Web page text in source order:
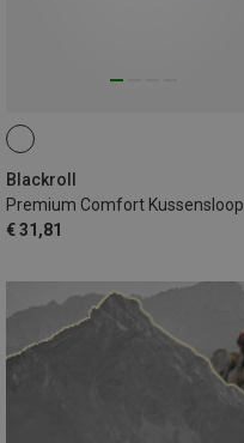
Blackroll
Premium Comfort Kussensloop
€ 31,81